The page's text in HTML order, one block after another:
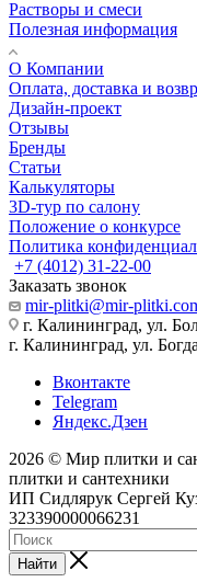
Растворы и смеси
Полезная информация
О Компании
Оплата, доставка и
Дизайн-проект
Отзывы
Бренды
Статьи
Калькуляторы
3D-тур по салону
Положение о конкурсе
Политика
+7 (4012) 31-22-00
Заказать звонок
mir-plitki@mir-
г. Калининград, ул.
г. Калининград, ул.
Вконтакте
Telegram
Яндекс.Дзен
2026 © Мир плитки и
плитки и сантехники
ИП Сидлярук Сергей
323390000066231
Найти